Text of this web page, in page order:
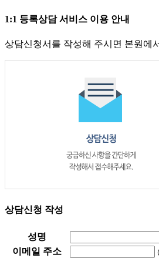
1:1 등록상담 서비스 이용 안내
상담신청서를 작성해 주시면 본원에
상담신청 작성
성명
이메일 주소